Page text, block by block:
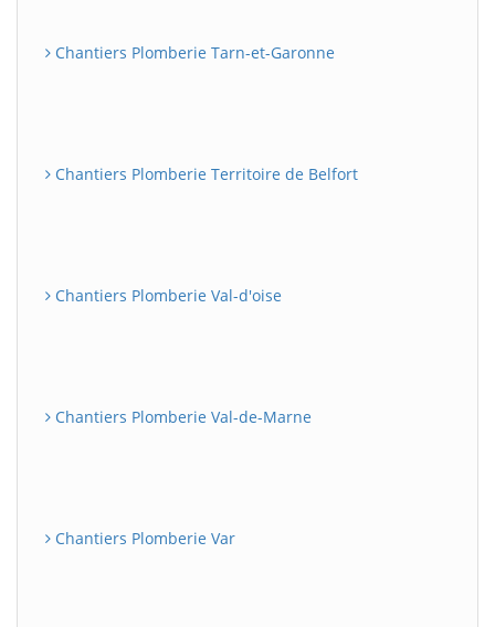
Chantiers Plomberie Tarn-et-Garonne
Chantiers Plomberie Territoire de Belfort
Chantiers Plomberie Val-d'oise
Chantiers Plomberie Val-de-Marne
Chantiers Plomberie Var